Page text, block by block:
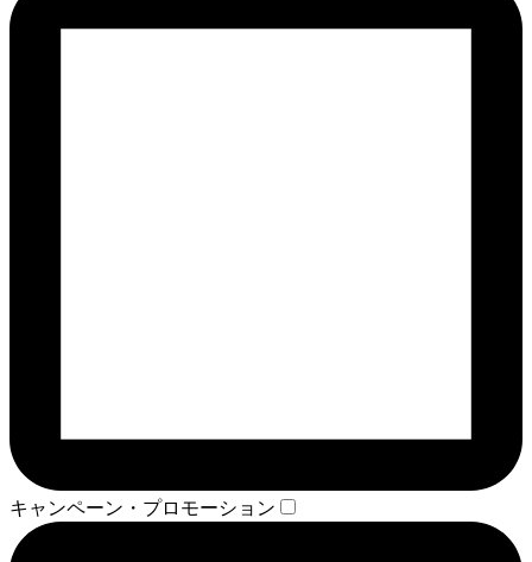
キャンペーン・プロモーション